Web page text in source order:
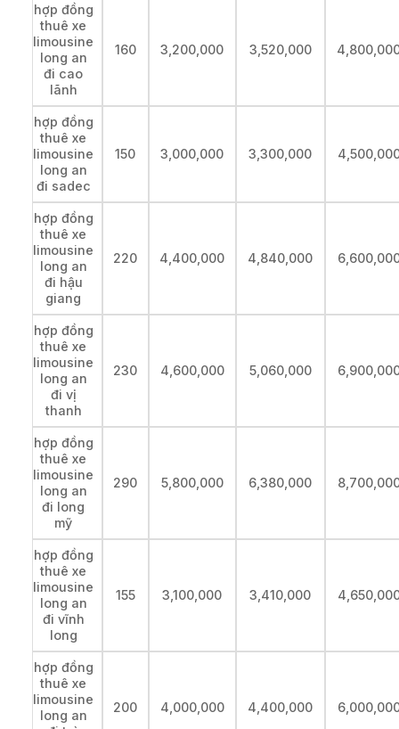
hợp đồng
thuê xe
limousine
long an
đi cao
lãnh
160 3,200,000 3,520,000
hợp đồng
thuê xe
limousine
long an
đi sadec
150 3,000,000 3,300,000
hợp đồng
thuê xe
limousine
long an
đi hậu
giang
220 4,400,000 4,840,000
hợp đồng
thuê xe
limousine
long an
đi vị
thanh
230 4,600,000 5,060,000
hợp đồng
thuê xe
limousine
long an
đi long
mỹ
290 5,800,000 6,380,000
hợp đồng
thuê xe
limousine
long an
đi vĩnh
long
155 3,100,000 3,410,000
hợp đồng
thuê xe
limousine
long an
200 4,000,000 4,400,000